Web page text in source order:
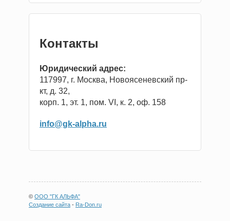
Контакты
Юридический адрес:
117997, г. Москва, Новоясеневский пр-
кт, д. 32,
корп. 1, эт. 1, пом. VI, к. 2, оф. 158
info@gk-alpha.ru
© ООО "ГК АЛЬФА"
Создание сайта - Ra-Don.ru